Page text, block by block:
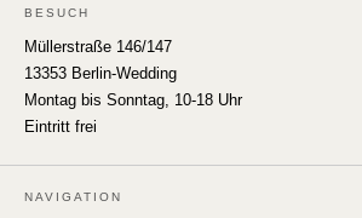
BESUCH
Müllerstraße 146/147
13353 Berlin-Wedding
Montag bis Sonntag, 10-18 Uhr
Eintritt frei
NAVIGATION